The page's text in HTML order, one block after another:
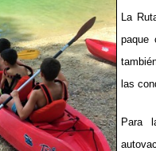
La
paque
las
Para